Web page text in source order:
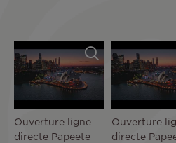
Ouverture ligne
directe Papeete
Ouverture
directe